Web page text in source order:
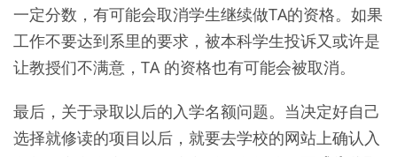
一定分数，有可能会取消学生继续做TA的资格。如果
工作不要达到系里的要求，被本科学生投诉又或许是
让教授们不满意，TA 的资格也有可能会被取消。
最后，关于录取以后的入学名额问题。当决定好自己
选择就修读的项目以后，就要去学校的网站上确认入